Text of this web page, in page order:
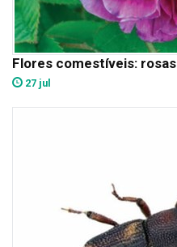
Flores comestíveis: rosas
27 jul